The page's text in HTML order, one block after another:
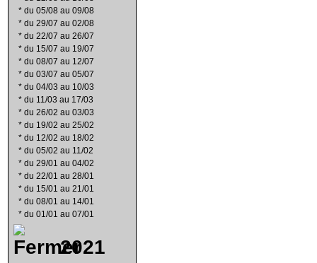
* du 05/08 au 09/08
* du 29/07 au 02/08
* du 22/07 au 26/07
* du 15/07 au 19/07
* du 08/07 au 12/07
* du 03/07 au 05/07
* du 04/03 au 10/03
* du 11/03 au 17/03
* du 26/02 au 03/03
* du 19/02 au 25/02
* du 12/02 au 18/02
* du 05/02 au 11/02
* du 29/01 au 04/02
* du 22/01 au 28/01
* du 15/01 au 21/01
* du 08/01 au 14/01
* du 01/01 au 07/01
2021